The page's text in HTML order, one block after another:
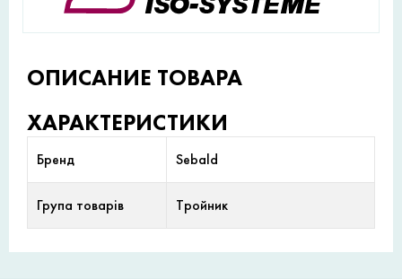
ОПИСАНИЕ ТОВАРА
ХАРАКТЕРИСТИКИ
Бренд Sebald
Група товарів Тройник